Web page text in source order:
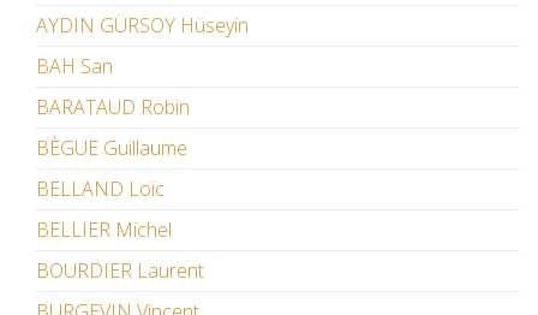
AYDIN GÜRSOY Hüseyin
BAH San
BARATAUD Robin
BÈGUE Guillaume
BELLAND Loïc
BELLIER Michel
BOURDIER Laurent